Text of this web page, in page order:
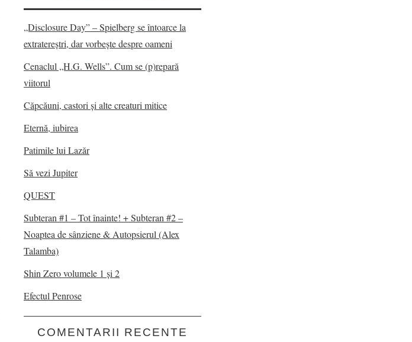
„Disclosure Day” – Spielberg se întoarce la
extratereștri, dar vorbește despre oameni
Cenaclul „H.G. Wells”. Cum se (p)repară
viitorul
Căpcăuni, castori și alte creaturi mitice
Eternă, iubirea
Patimile lui Lazăr
Să vezi Jupiter
QUEST
Subteran #1 – Tot înainte! + Subteran #2 –
Noaptea de sânziene & Autopsierul (Alex
Talamba)
Shin Zero volumele 1 și 2
Efectul Penrose
COMENTARII RECENTE